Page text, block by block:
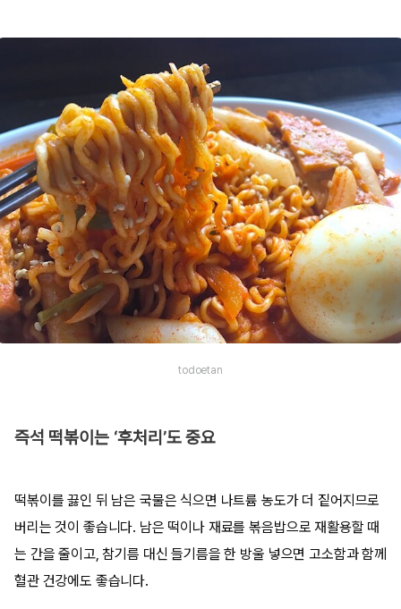
todoetan
즉석 떡볶이는 ‘후처리’도 중요
떡볶이를 끓인 뒤 남은 국물은 식으면 나트륨 농도가 더 짙어지므로
버리는 것이 좋습니다. 남은 떡이나 재료를 볶음밥으로 재활용할 때
는 간을 줄이고, 참기름 대신 들기름을 한 방울 넣으면 고소함과 함께
혈관 건강에도 좋습니다.